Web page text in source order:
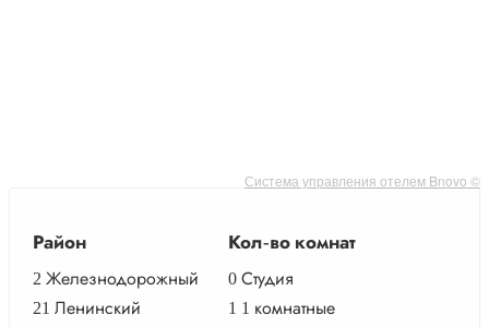
Система управления отелем Bnovo ©
Район
2 Железнодорожный
21 Ленинский
Кол-во комнат
0 Студия
1 1 комнатные